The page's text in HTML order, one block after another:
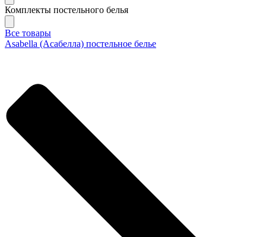
Комплекты постельного белья
Все товары
Asabella (Асабелла) постельное белье